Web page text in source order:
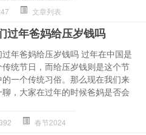
文章列表
过年爸妈给压岁钱吗
过年爸妈给压岁钱吗 过年在中国是
传统节日，而给压岁钱则是这个节
的一个传统习俗。那么现在我们来
聊，大家在过年的时候爸妈是否会
春节2024